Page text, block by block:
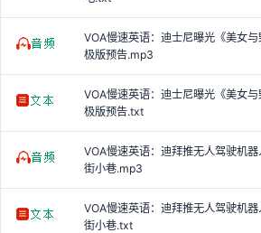
VOA慢速英语：迪士尼曝光《美女
极版预告.mp3
VOA慢速英语：迪士尼曝光《美女
极版预告.txt
VOA慢速英语：迪拜推无人驾驶机
街小巷.mp3
VOA慢速英语：迪拜推无人驾驶机
街小巷.txt